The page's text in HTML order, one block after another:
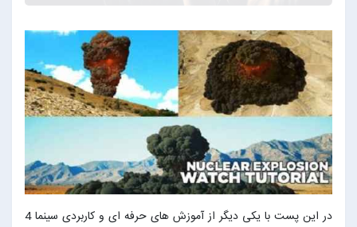
در این پست با یکی دیگر از آموزش های حرفه ای و کاربردی سینما 4